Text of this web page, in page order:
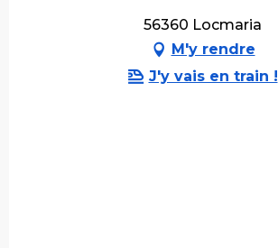
56360 Locmaria
M'y rendre
J'y vais en train !